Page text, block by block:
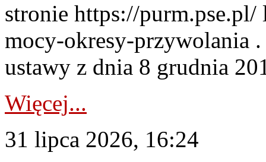
stronie https://
mocy-okresy-przywolania
ustawy z dnia 8 grudnia
Więcej...
31 lipca 2026, 16:24